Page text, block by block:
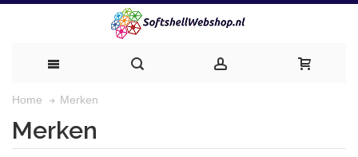
Home Merken
Merken